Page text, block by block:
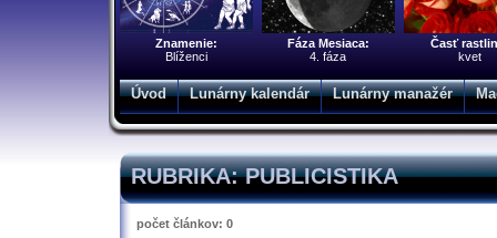
Znamenie:
Blíženci
Fáza Mesiaca:
4. fáza
Časť
kvet
Úvod Lunárny kalendár Lunárny manažér
RUBRIKA: PUBLICISTIKA
počet článkov: 0